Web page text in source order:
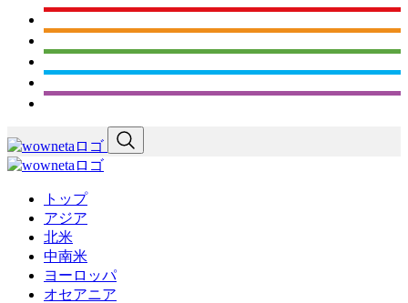
トップ
アジア
北米
中南米
ヨーロッパ
オセアニア